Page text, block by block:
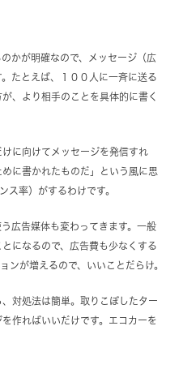
かが明確なので、メッセージ（広
たとえば、１００人に一斉に送る
、より相手のことを具体的に書く
に向けてメッセージを発信すれ
に書かれたものだ」という風に思
ス率）がするわけです。
広告媒体も変わってきます。一般
になるので、広告費も少なくする
ンが増えるので、いいことだらけ。
対処法は簡単。取りこぼしたター
作ればいいだけです。エコカーを